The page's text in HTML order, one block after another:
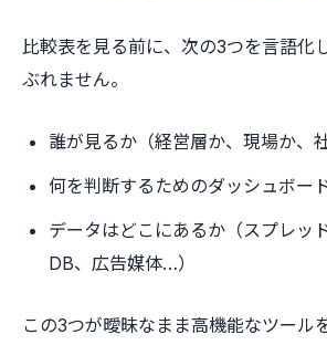
比較表を見る前に、次の3つを言語化
ぶれません。
誰が見るか（経営層か、現場か、社
何を判断するためのダッシュボー
データはどこにあるか（スプレッ
DB、広告媒体…）
この3つが曖昧なまま高機能なツール